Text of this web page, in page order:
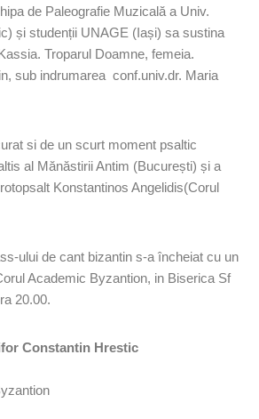
de Paleografie Muzicală a Univ.
și studenții UNAGE (Iași) sa sustina
Troparul Doamne, femeia.
sub indrumarea conf.univ.dr. Maria
si de un scurt moment psaltic
al Mănăstirii Antim (București) și a
Konstantinos Angelidis(Corul
ului de cant bizantin s-a încheiat cu un
Academic Byzantion, in Biserica Sf
20.00.
Constantin Hrestic